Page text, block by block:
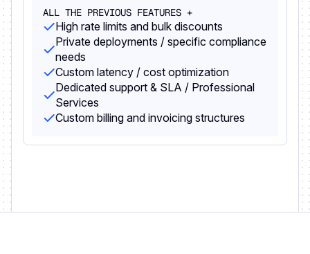
ALL THE PREVIOUS FEATURES +
High rate limits and bulk discounts
Private deployments / specific compliance
needs
Custom latency / cost optimization
Dedicated support & SLA / Professional
Services
Custom billing and invoicing structures